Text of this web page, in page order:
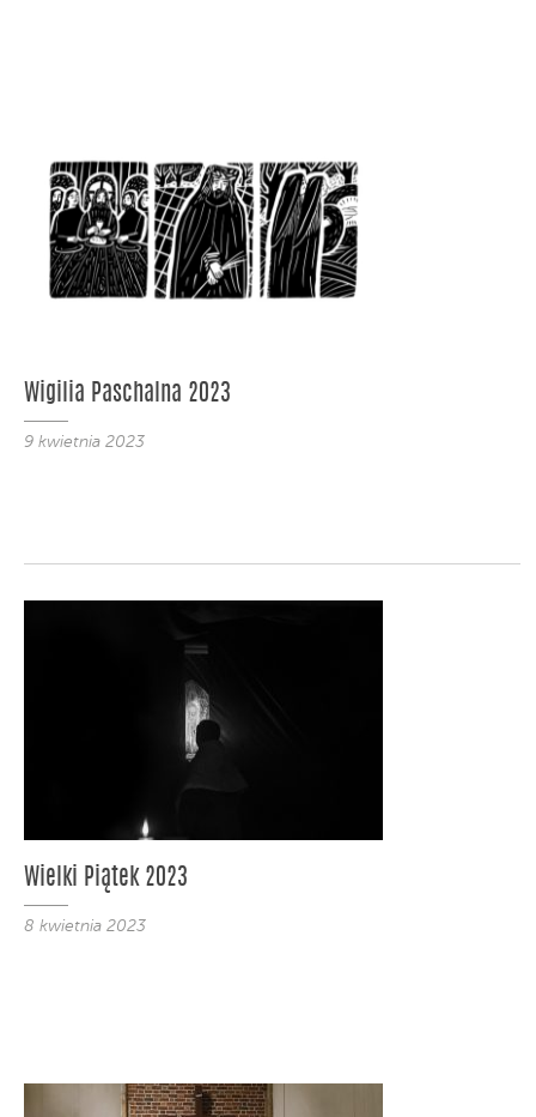
Wigilia Paschalna 2023
9 kwietnia 2023
Wielki Piątek 2023
8 kwietnia 2023